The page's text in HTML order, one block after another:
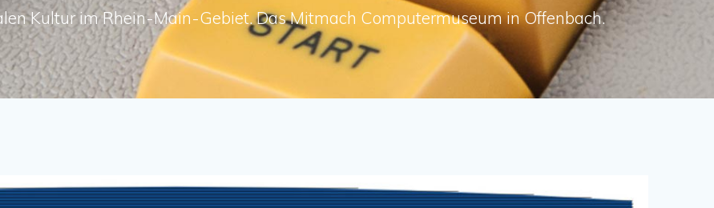
Kultur im Rhein-Main-Gebiet. Das Mitmach Computermuseum in Offenbach.